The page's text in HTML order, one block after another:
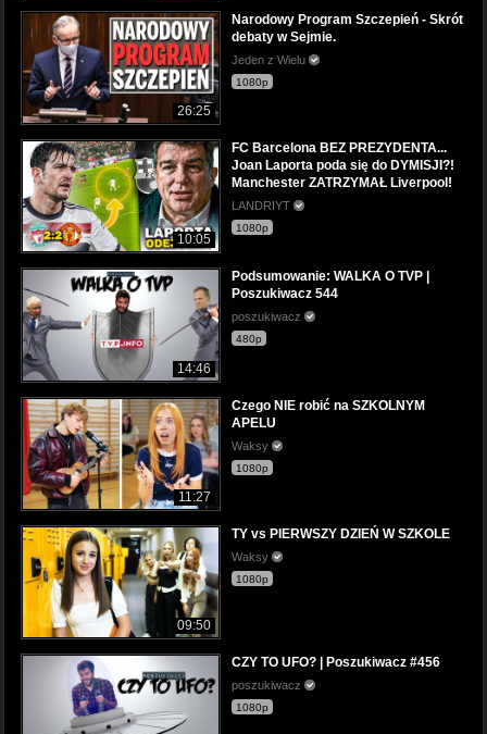
26:25
Narodowy Program Szczepień - Skrót
debaty w Sejmie.
Jeden z Wielu
1080p
10:05
FC Barcelona BEZ PREZYDENTA...
Joan Laporta poda się do DYMISJI?!
Manchester ZATRZYMAŁ Liverpool!
LANDRIYT
1080p
14:46
Podsumowanie: WALKA O TVP |
Poszukiwacz 544
poszukiwacz
480p
11:27
Czego NIE robić na SZKOLNYM
APELU
Waksy
1080p
09:50
TY vs PIERWSZY DZIEŃ W SZKOLE
Waksy
1080p
CZY TO UFO? | Poszukiwacz #456
poszukiwacz
1080p